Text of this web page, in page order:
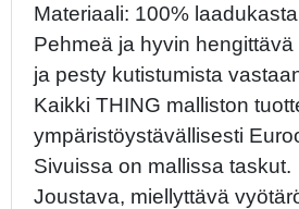
Materiaali: 100%
Pehmeä ja hyvin
ja pesty kutistumista
Kaikki THING malliston
ympäristöystävällisesti
Sivuissa on mallissa taskut.
Joustava, miellyttävä